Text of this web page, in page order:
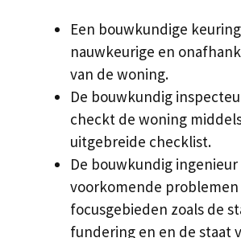
Een bouwkundige
nauwkeurige en
van de woning.
De bouwkundig
checkt de woning
uitgebreide checklist.
De bouwkundig
voorkomende problemen
focusgebieden zoals de
fundering en en de staat